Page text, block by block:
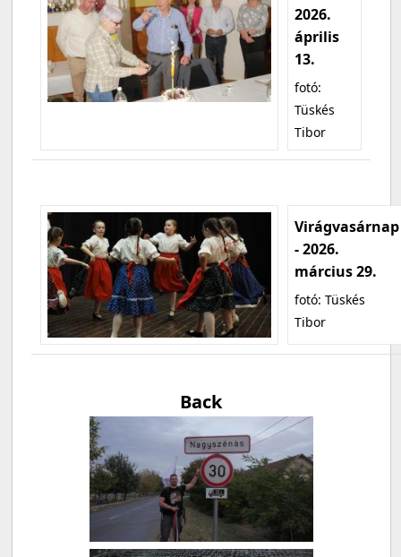
2026.
április
13.
fotó:
Tüskés
Tibor
Virágvasárnap
- 2026.
március 29.
fotó: Tüskés
Tibor
Back